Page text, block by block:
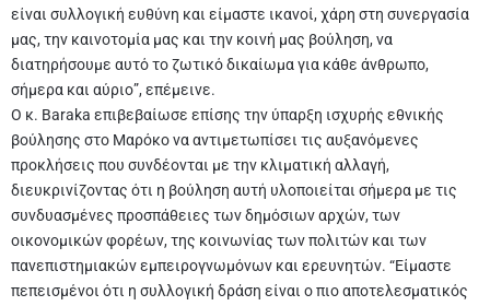
είναι συλλογική ευθύνη και είμαστε ικανοί, χάρη στη συνεργασία
μας, την καινοτομία μας και την κοινή μας βούληση, να
διατηρήσουμε αυτό το ζωτικό δικαίωμα για κάθε άνθρωπο,
σήμερα και αύριο”, επέμεινε.
Ο κ. Baraka επιβεβαίωσε επίσης την ύπαρξη ισχυρής εθνικής
βούλησης στο Μαρόκο να αντιμετωπίσει τις αυξανόμενες
προκλήσεις που συνδέονται με την κλιματική αλλαγή,
διευκρινίζοντας ότι η βούληση αυτή υλοποιείται σήμερα με τις
συνδυασμένες προσπάθειες των δημόσιων αρχών, των
οικονομικών φορέων, της κοινωνίας των πολιτών και των
πανεπιστημιακών εμπειρογνωμόνων και ερευνητών. “Είμαστε
πεπεισμένοι ότι η συλλογική δράση είναι ο πιο αποτελεσματικός